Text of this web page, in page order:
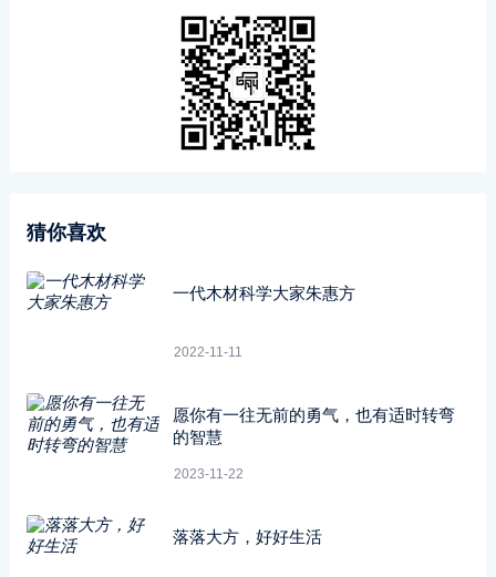
猜你喜欢
一代木材科学大家朱惠方
2022-11-11
愿你有一往无前的勇气，也有适时转弯
的智慧
2023-11-22
落落大方，好好生活